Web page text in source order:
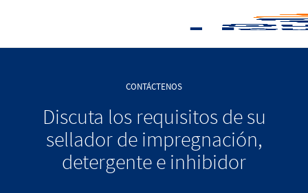
CONTÁCTENOS
Discuta los requisitos de su
sellador de impregnación,
detergente e inhibidor